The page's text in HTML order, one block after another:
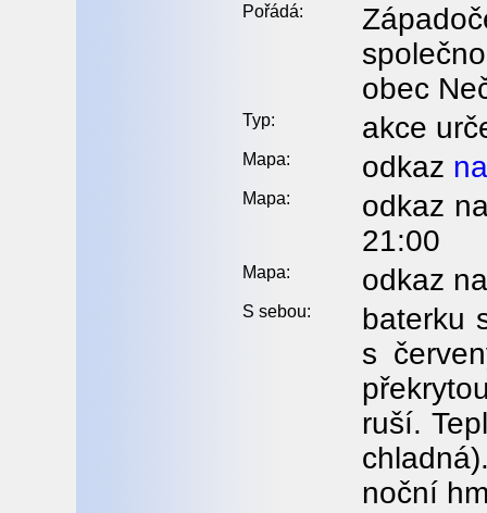
Pořádá:
obec
Typ: akce
Mapa: odkaz
Mapa:
odkaz
21:00
Mapa: odkaz
S sebou:
baterku
s
ruší.
noční